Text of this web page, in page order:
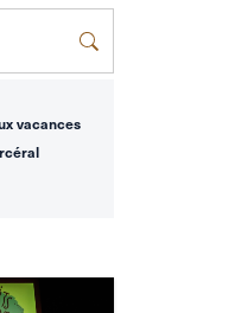
vacances